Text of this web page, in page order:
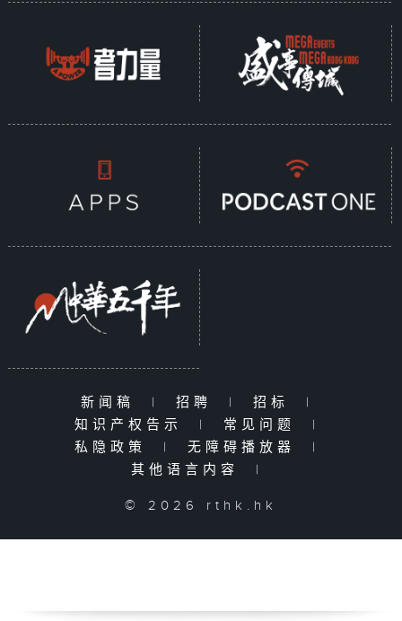
新闻稿 | 招聘 | 招标
|
知识产权告示
| 常见问题
|
私隐政策
| 无障碍播放器
|
其他语言内容
|
© 2026 rthk.hk